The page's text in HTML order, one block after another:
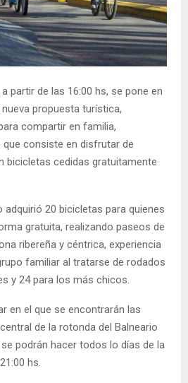
partir de las 16:00 hs, se pone en
propuesta turística,
compartir en familia,
que consiste en disfrutar de
bicicletas cedidas gratuitamente
adquirió 20 bicicletas para quienes
gratuita, realizando paseos de
ribereña y céntrica, experiencia
familiar al tratarse de rodados
y 24 para los más chicos.
en el que se encontrarán las
de la rotonda del Balneario
podrán hacer todos lo días de la
hs.